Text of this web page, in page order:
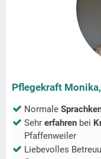
Pflegekraft
Normale
Sehr erfahren bei
Pfaffenweiler
Liebevolles